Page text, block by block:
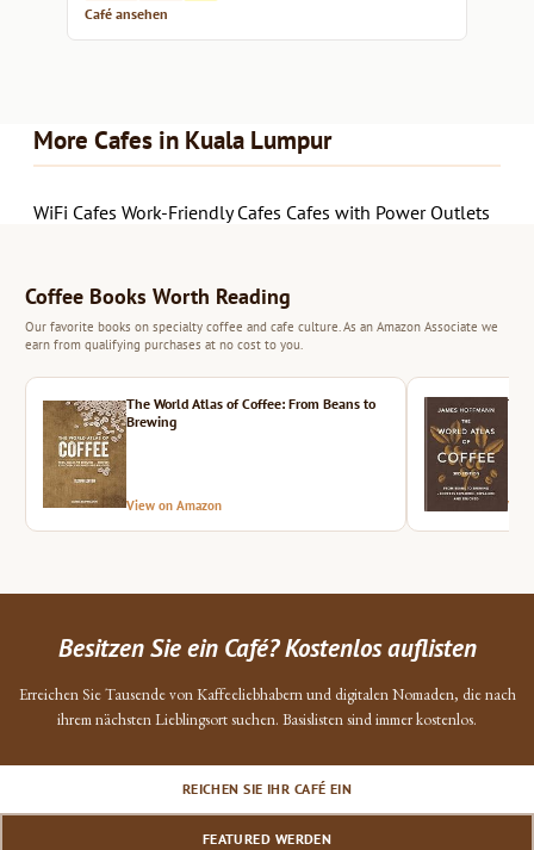
Café ansehen
More Cafes in Kuala Lumpur
WiFi Cafes Work-Friendly Cafes Cafes with Power Outlets
Coffee Books Worth Reading
Our favorite books on specialty coffee and cafe culture. As an Amazon Associate we
earn from qualifying purchases at no cost to you.
The World Atlas of Coffee: From Beans to
Brewing
View on Amazon
Besitzen Sie ein Café? Kostenlos auflisten
Erreichen Sie Tausende von Kaffeeliebhabern und digitalen Nomaden, die nach
ihrem nächsten Lieblingsort suchen. Basislisten sind immer kostenlos.
REICHEN SIE IHR CAFÉ EIN
FEATURED WERDEN